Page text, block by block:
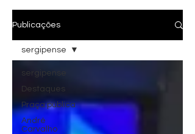
Publicações
sergipense
Destaques
Praça pública
André
Carvalho
sergipense